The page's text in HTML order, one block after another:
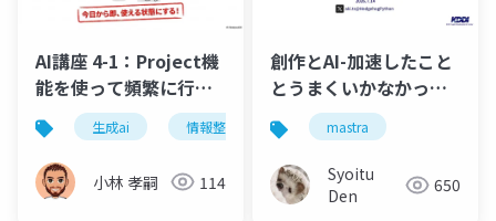
AI講座 4-1：Project機
能を使って頻繁に行う
作業を効率化しよう
生成ai 情報整理 効率化
小林 孝嗣 114
創作とAI-加速したこと
とうまくいかなかった
こと
mastra
Syoitu
Den
650